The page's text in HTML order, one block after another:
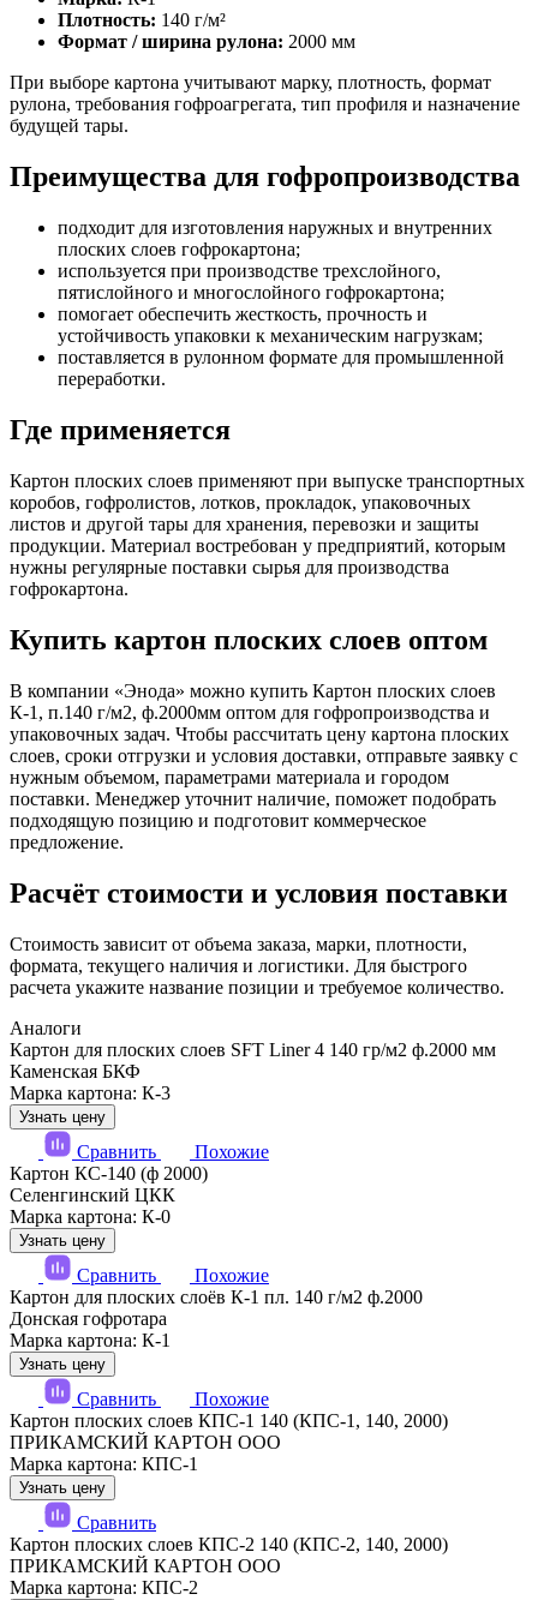
Плотность: 140 г/м²
Формат / ширина рулона: 2000 мм
При выборе картона учитывают марку, плотность, формат
рулона, требования гофроагрегата, тип профиля и назначение
будущей тары.
Преимущества для гофропроизводства
подходит для изготовления наружных и внутренних
плоских слоев гофрокартона;
используется при производстве трехслойного,
пятислойного и многослойного гофрокартона;
помогает обеспечить жесткость, прочность и
устойчивость упаковки к механическим нагрузкам;
поставляется в рулонном формате для промышленной
переработки.
Где применяется
Картон плоских слоев применяют при выпуске транспортных
коробов, гофролистов, лотков, прокладок, упаковочных
листов и другой тары для хранения, перевозки и защиты
продукции. Материал востребован у предприятий, которым
нужны регулярные поставки сырья для производства
гофрокартона.
Купить картон плоских слоев оптом
В компании «Энода» можно купить Картон плоских слоев
К-1, п.140 г/м2, ф.2000мм оптом для гофропроизводства и
упаковочных задач. Чтобы рассчитать цену картона плоских
слоев, сроки отгрузки и условия доставки, отправьте заявку с
нужным объемом, параметрами материала и городом
поставки. Менеджер уточнит наличие, поможет подобрать
подходящую позицию и подготовит коммерческое
предложение.
Расчёт стоимости и условия поставки
Стоимость зависит от объема заказа, марки, плотности,
формата, текущего наличия и логистики. Для быстрого
расчета укажите название позиции и требуемое количество.
Аналоги
Картон для плоских слоев SFT Liner 4 140 гр/м2 ф.2000 мм
Каменская БКФ
Марка картона: К-3
Узнать цену
Сравнить
Похожие
Картон КС-140 (ф 2000)
Селенгинский ЦКК
Марка картона: К-0
Узнать цену
Сравнить
Похожие
Картон для плоских слоёв К-1 пл. 140 г/м2 ф.2000
Донская гофротара
Марка картона: К-1
Узнать цену
Сравнить
Похожие
Картон плоских слоев КПС-1 140 (КПС-1, 140, 2000)
ПРИКАМСКИЙ КАРТОН ООО
Марка картона: КПС-1
Узнать цену
Сравнить
Картон плоских слоев КПС-2 140 (КПС-2, 140, 2000)
ПРИКАМСКИЙ КАРТОН ООО
Марка картона: КПС-2